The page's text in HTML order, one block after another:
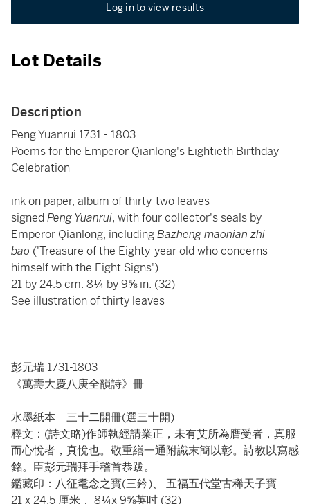
Log in to view results
Lot Details
Description
Peng Yuanrui 1731 - 1803
Poems for the Emperor Qianlong's Eightieth Birthday
Celebration
ink on paper, album of thirty-two leaves
signedPeng Yuanrui, with four collector's seals by
Emperor Qianlong, includingBazheng maonian zhi
bao ('Treasure of the Eighty-year old who concerns
himself with the Eight Signs')
21 by 24.5 cm. 8¼ by 9⅝ in. (32)
See illustration of thirty leaves
----------------------------------------------
彭元瑞 1731-1803
《萬壽大慶八庚全韻詩》冊
水墨紙本 三十二開冊(選三十開)
釋文：(詩文略)作師執經請業正，未有艾所為膺受者，真服
而心悅者，真悅也。敬重繕一通附識末簡以彰。詩教以寫感
銘。臣彭元瑞拜手稽首恭跋。
鑑藏印：八征耄念之寶(三鈐)、 五福五代堂古稀天子寶
21 x 24.5 厘米， 8¼x 9⅝英吋 (32)